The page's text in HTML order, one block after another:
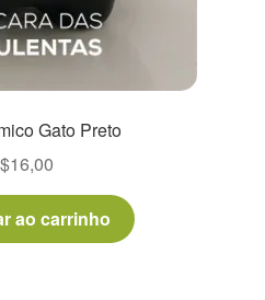
Gato Preto
16,00
ao carrinho